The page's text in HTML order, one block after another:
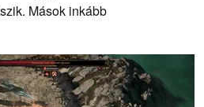
Mások inkább